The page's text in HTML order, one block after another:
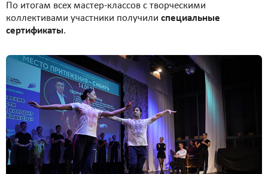
По итогам всех мастер-классов с творческими
коллективами участники получили специальные
сертификаты.